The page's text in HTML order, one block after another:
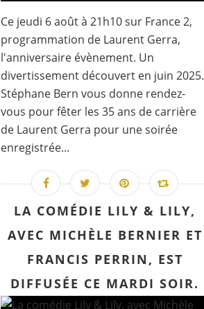
Ce jeudi 6 août à 21h10 sur France 2,
programmation de Laurent Gerra,
l'anniversaire évènement. Un
divertissement découvert en juin 2025.
Stéphane Bern vous donne rendez-
vous pour fêter les 35 ans de carrière
de Laurent Gerra pour une soirée
enregistrée...
LA COMÉDIE LILY & LILY,
AVEC MICHÈLE BERNIER ET
FRANCIS PERRIN, EST
DIFFUSÉE CE MARDI SOIR.